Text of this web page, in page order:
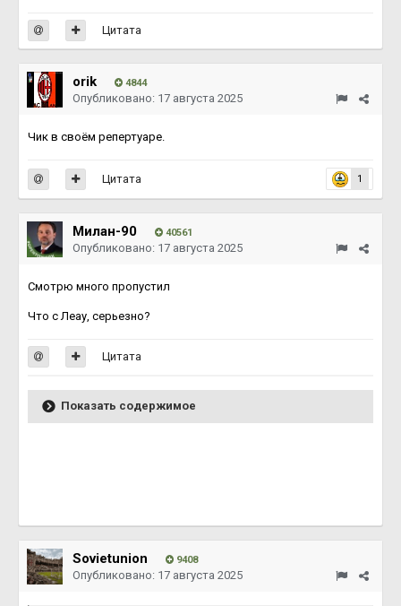
Цитата
orik 4844
Опубликовано: 17 августа 2025
Чик в своём репертуаре.
1
Цитата
Милан-90 40561
Опубликовано: 17 августа 2025
Смотрю много пропустил
Что с Леау, серьезно?
Цитата
Показать содержимое
Sovietunion 9408
Опубликовано: 17 августа 2025